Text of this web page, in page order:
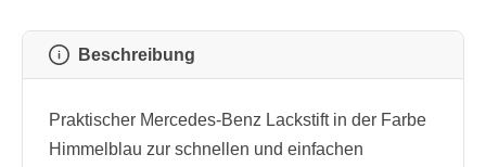
Beschreibung
Praktischer Mercedes-Benz Lackstift in der Farbe
Himmelblau zur schnellen und einfachen